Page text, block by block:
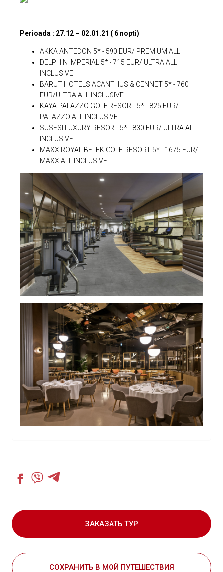
Perioada : 27.12 – 02.01.21 ( 6 nopti)
AKKA ANTEDON 5* - 590 EUR/ PREMIUM ALL
DELPHIN IMPERIAL 5* - 715 EUR/ ULTRA ALL
INCLUSIVE
BARUT HOTELS ACANTHUS & CENNET 5* - 760
EUR/ULTRA ALL INCLUSIVE
KAYA PALAZZO GOLF RESORT 5* - 825 EUR/
PALAZZO ALL INCLUSIVE
SUSESI LUXURY RESORT 5* - 830 EUR/ ULTRA ALL
INCLUSIVE
MAXX ROYAL BELEK GOLF RESORT 5* - 1675 EUR/
MAXX ALL INCLUSIVE
ЗАКАЗАТЬ ТУР
СОХРАНИТЬ В МОЙ ПУТЕШЕСТВИЯ